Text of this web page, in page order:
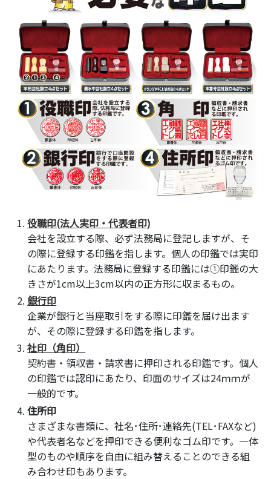
役職印(法人実印・代表者印)
会社を設立する際、必ず法務局に登記しますが、そ
の際に登録する印鑑を指します。個人の印鑑では実印
にあたります。法務局に登録する印鑑には①印鑑の大
きさが1cm以上3cm以内の正方形に収まるもの。
銀行印
企業が銀行と当座取引をする際に印鑑を届け出ます
が、その際に登録する印鑑を指します。
社印（角印）
契約書・領収書・請求書に押印される印鑑です。個人
の印鑑では認印にあたり、印面のサイズは24ｍｍが
一般的です。
住所印
さまざまな書類に、社名･住所･連絡先(TEL･FAXなど)
や代表者名などを押印できる便利なゴム印です。一体
型のものや順序を自由に組み替えることのできる組
み合わせ印もあります。